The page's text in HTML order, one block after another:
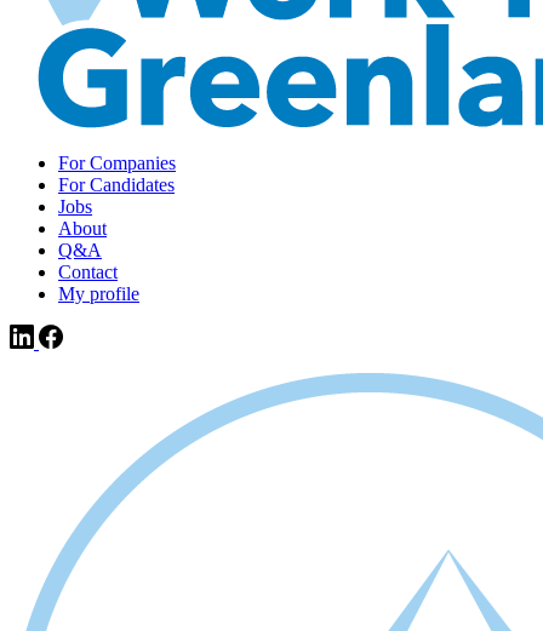
For Companies
For Candidates
Jobs
About
Q&A
Contact
My profile